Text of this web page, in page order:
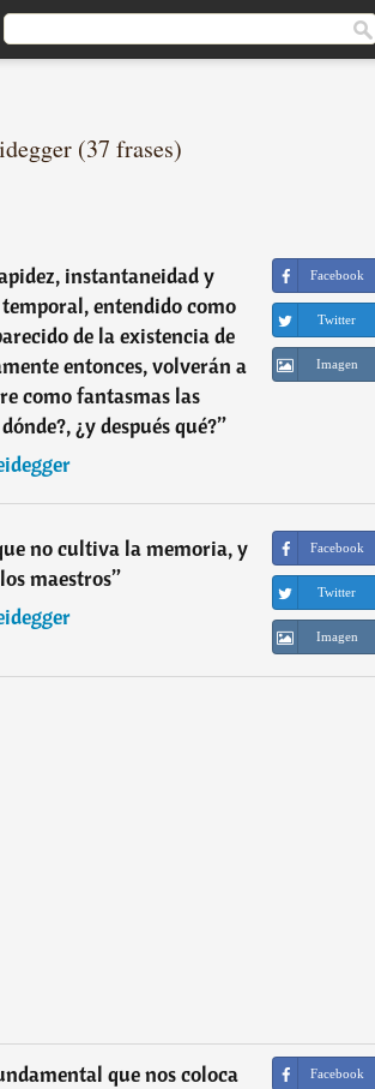
(37 frases)
instantaneidad y
entendido como
de la existencia de
entonces, volverán a
como fantasmas las
¿y después qué?”
Facebook
Twitter
Imagen
no cultiva la memoria, y
maestros”
Facebook
Twitter
Imagen
que nos coloca
Facebook